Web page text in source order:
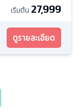
เริ่มต้น 27,999
ดูรายละเอียด